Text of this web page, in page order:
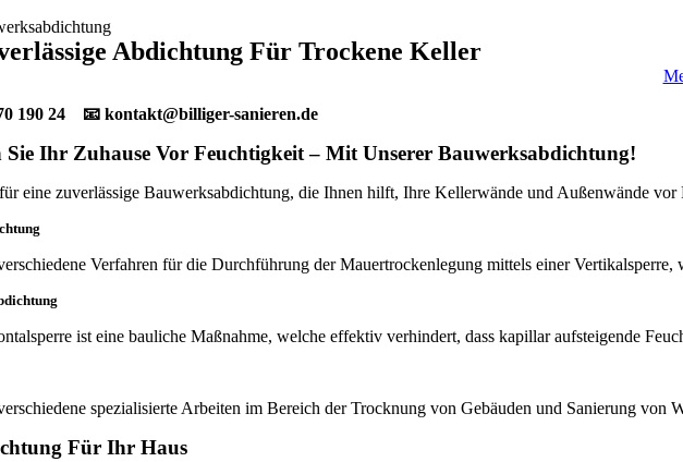
Abdichtung Für Trockene Keller
190 24 📧 kontakt@billiger-sanieren.de
Sie Ihr Zuhause Vor Feuchtigkeit – Mit Unserer Bauwerksabdichtung!
eine zuverlässige Bauwerksabdichtung, die Ihnen hilft, Ihre Kellerwände und Außenwände vor
Verfahren für die Durchführung der Mauertrockenlegung mittels einer
ist eine bauliche Maßnahme, welche effektiv verhindert, dass kapillar aufsteigende
spezialisierte Arbeiten im Bereich der Trocknung von Gebäuden und Sanierung von
Für Ihr Haus